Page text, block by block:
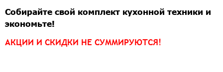
Собирайте свой комплект кухонной техники и
экономьте!
АКЦИИ И СКИДКИ НЕ СУММИРУЮТСЯ!